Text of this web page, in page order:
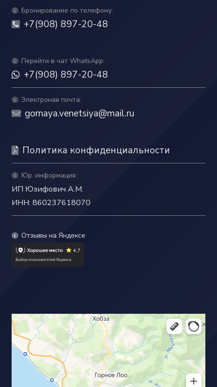
Бронирование по телефону:
+7(908) 897-20-48
Перейти в чат WhatsApp:
+7(908) 897-20-48
Электроная почта:
gornaya.venetsiya@mail.ru
Политика конфиденциальности
Юр. информация:
ИП Юзифович А.М.
ИНН: 860237618070
Отзывы на Яндексе